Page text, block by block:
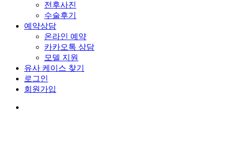
전후사진
수술후기
예약상담
온라인 예약
카카오톡 상담
모델 지원
유사 케이스 찾기
로그인
회원가입